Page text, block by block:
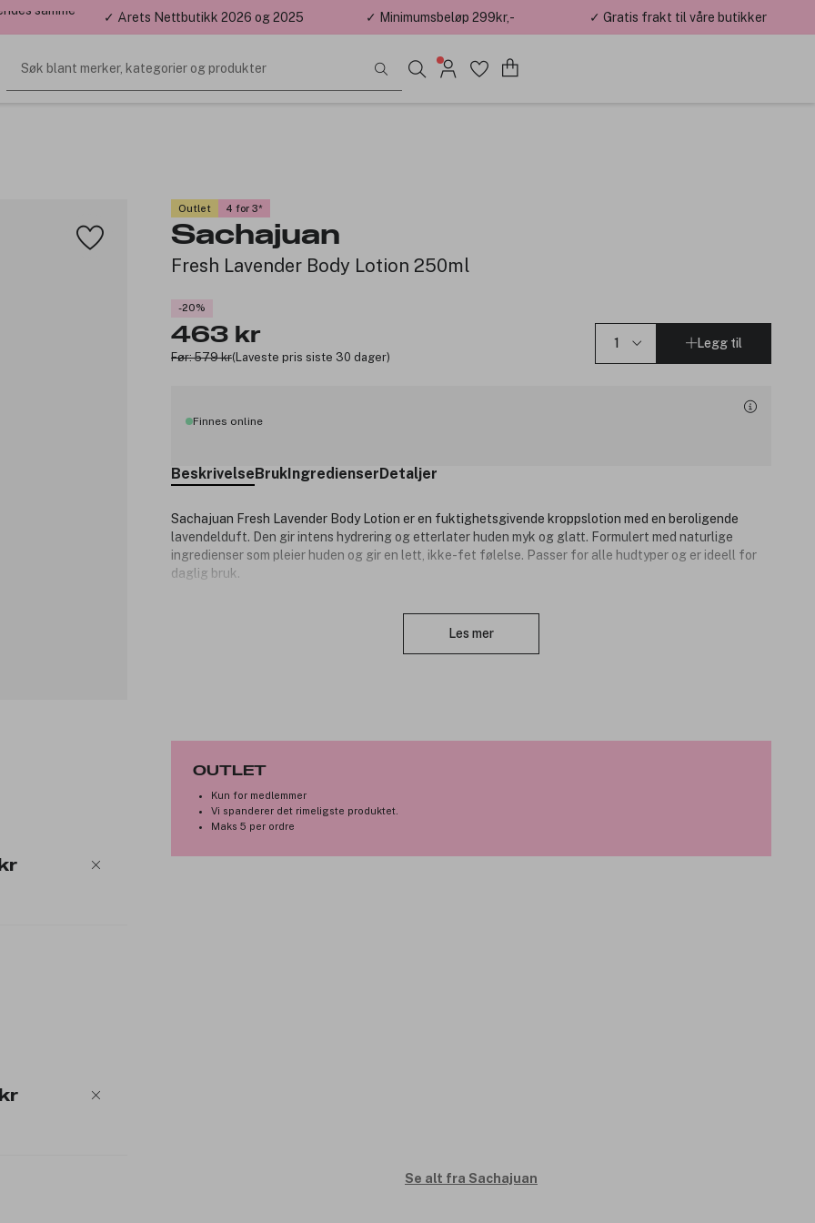
samme ✓ Årets Nettbutikk 2026 og 2025 ✓ Minimumsbeløp 299kr,- ✓ Gratis frakt til våre butikker
Søk blant merker, kategorier og produkter
Outlet 4 for 3
Sachajuan
Fresh Lavender Body Lotion 250ml
-20%
463 kr
Før: 579 kr(Laveste pris siste 30 dager)
Legg til
Finnes online
BeskrivelseBrukIngredienserDetaljer
Sachajuan Fresh Lavender Body Lotion er en fuktighetsgivende kroppslotion med en beroligende
lavendelduft. Den gir intens hydrering og etterlater huden myk og glatt. Formulert med naturlige
ingredienser som pleier huden og gir en lett, ikke-fet følelse. Passer for alle hudtyper og er ideell for
daglig bruk.
Les mer
OUTLET
Kun for medlemmer
Vi spanderer det rimeligste produktet.
Maks 5 per ordre
Se alt fra Sachajuan